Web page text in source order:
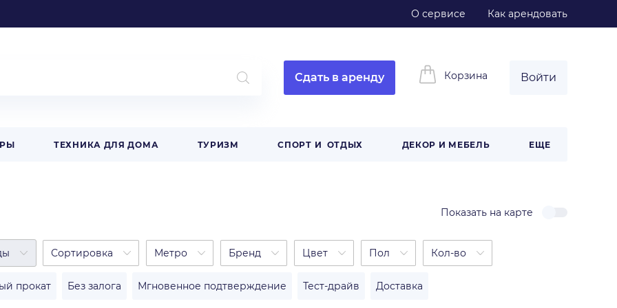
О сервисе Как арендовать
Сдать в аренду Корзина Войти
ТЕХНИКА ДЛЯ ДОМА ТУРИЗМ СПОРТ И ОТДЫХ ДЕКОР И МЕБЕЛЬ ЕЩЕ
Показать на карте
Сортировка Метро Бренд Цвет Пол Кол-во
прокат Без залога Мгновенное подтверждение Тест-драйв Доставка